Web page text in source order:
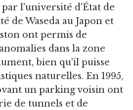
par l'université d'État de
de Waseda au Japon et
ont permis de
dans la zone
bien qu'il puisse
naturelles. En 1995,
un parking voisin ont
de tunnels et de